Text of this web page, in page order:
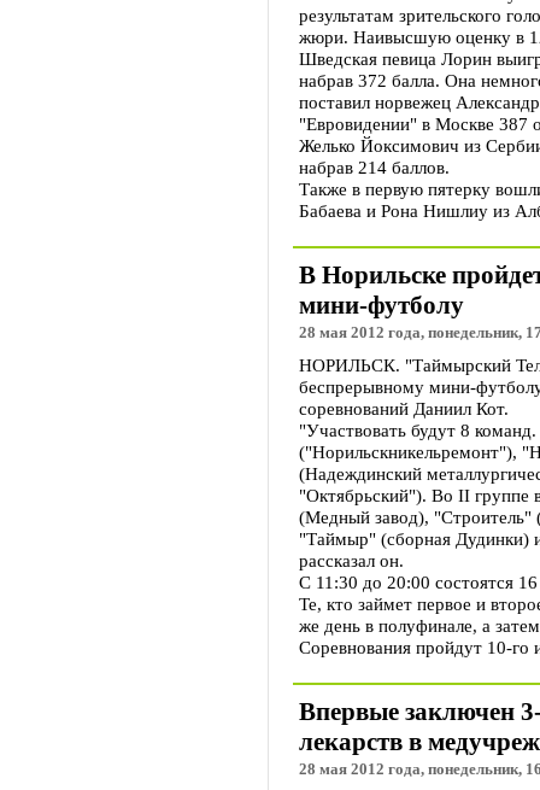
результатам зрительского
жюри. Наивысшую оценку в
Шведская певица Лорин
набрав 372 балла. Она
поставил норвежец
"Евровидении" в Москве 387
Желько Йоксимович из
набрав 214 баллов.
Также в первую пятерку
Бабаева и Рона Нишлиу из
В Норильске
мини-футболу
28 мая 2012 года, понедельник,
НОРИЛЬСК. "Таймырский
беспрерывному мини-
соревнований Даниил Кот.
"Участвовать будут 8
("Норильскникельремонт"),
(Надеждинский
"Октябрьский"). Во II группе
(Медный завод), "Строитель"
"Таймыр" (сборная
рассказал он.
С 11:30 до 20:00 состоятся
Те, кто займет первое и
же день в полуфинале, а
Соревнования пройдут 10-го
Впервые заключен
лекарств в
28 мая 2012 года, понедельник,